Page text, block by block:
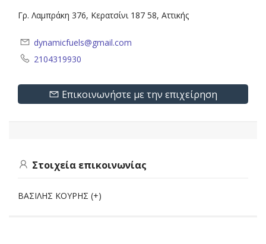
Γρ. Λαμπράκη 376, Κερατσίνι 187 58, Αττικής
dynamicfuels@gmail.com
2104319930
Επικοινωνήστε με την επιχείρηση
Στοιχεία επικοινωνίας
ΒΑΣΙΛΗΣ ΚΟΥΡΗΣ (+)